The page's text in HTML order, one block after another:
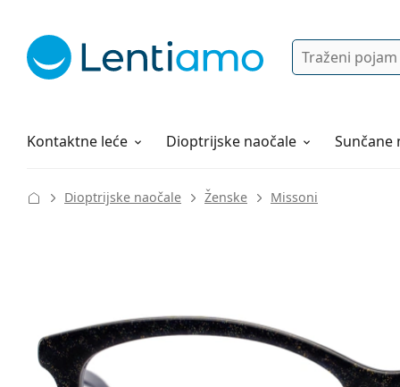
Pretraga
Kontaktne leće
Otopine za leće Dioptrijske naočale Sunčane
Sve o kupovini
Dioptrijske naočale Ženske Missoni